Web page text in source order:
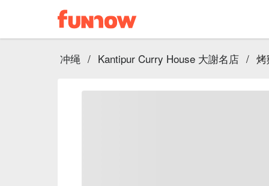
冲绳 / Kantipur Curry House 大謝名店 /